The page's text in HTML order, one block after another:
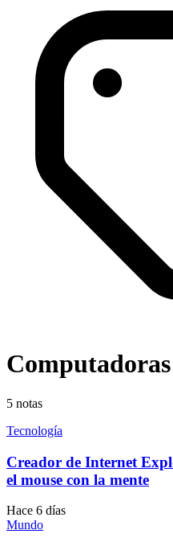
Computadoras
5 notas
Tecnología
Creador de Internet
el mouse con la mente
Hace 6 días
Mundo